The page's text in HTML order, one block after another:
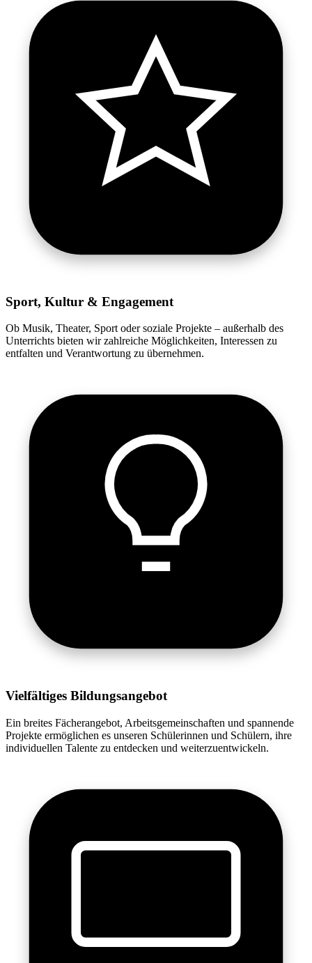
Sport, Kultur & Engagement
Ob Musik, Theater, Sport oder soziale Projekte – außerhalb des
Unterrichts bieten wir zahlreiche Möglichkeiten, Interessen zu
entfalten und Verantwortung zu übernehmen.
Vielfältiges Bildungsangebot
Ein breites Fächerangebot, Arbeitsgemeinschaften und spannende
Projekte ermöglichen es unseren Schülerinnen und Schülern, ihre
individuellen Talente zu entdecken und weiterzuentwickeln.